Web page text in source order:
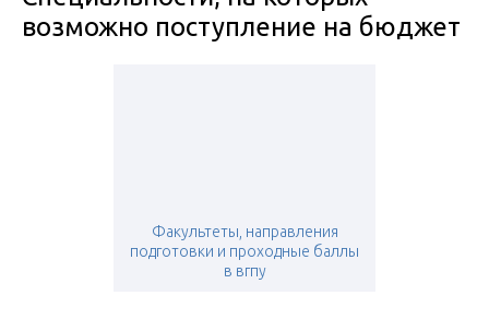
возможно поступление на бюджет
Факультеты, направления
подготовки и проходные баллы
в вгпу